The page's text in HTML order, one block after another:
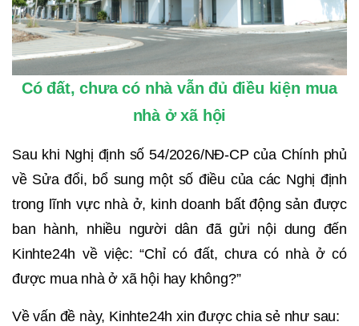
Có đất, chưa có nhà vẫn đủ điều kiện mua
nhà ở xã hội
Sau khi Nghị định số 54/2026/NĐ-CP của Chính phủ
về Sửa đổi, bổ sung một số điều của các Nghị định
trong lĩnh vực nhà ở, kinh doanh bất động sản được
ban hành, nhiều người dân đã gửi nội dung đến
Kinhte24h về việc: “Chỉ có đất, chưa có nhà ở có
được mua nhà ở xã hội hay không?”
Về vấn đề này, Kinhte24h xin được chia sẻ như sau: